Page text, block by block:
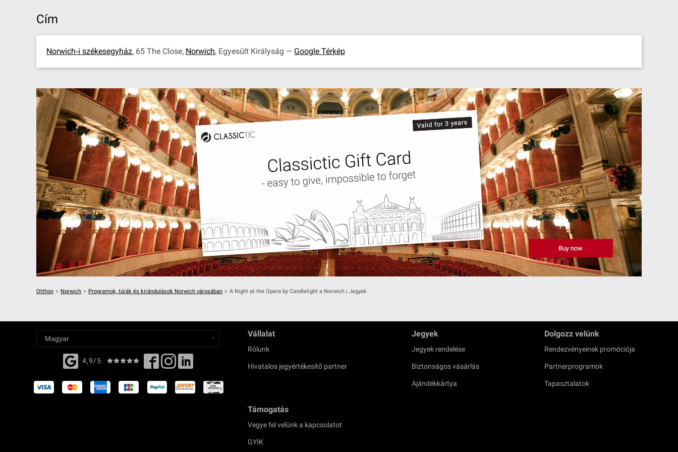
Cím
Norwich‐i székesegyház, 65 The Close, Norwich, Egyesült Királyság — Google Térkép
Otthon > Norwich > Programok, túrák és kirándulások Norwich városában > A Night at the Opera by Candlelight a Norwich | Jegyek
4,9/5
Vállalat
Rólunk
Hivatalos jegyértékesítő partner
Jegyek
Jegyek rendelése
Biztonságos vásárlás
Ajándékkártya
Dolgozz velünk
Rendezvényeinek promóciója
Partnerprogramok
Tapasztalatok
Támogatás
Vegye fel velünk a kapcsolatot
GYIK